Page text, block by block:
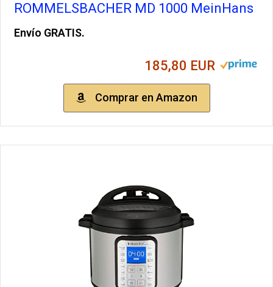
ROMMELSBACHER MD 1000 MeinHans
Envío GRATIS.
185,80 EUR
Comprar en Amazon